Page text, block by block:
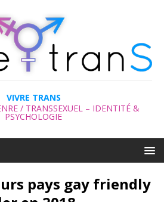
VIVRE TRANS
/ TRANSSEXUEL – IDENTITÉ &
PSYCHOLOGIE
pays gay friendly